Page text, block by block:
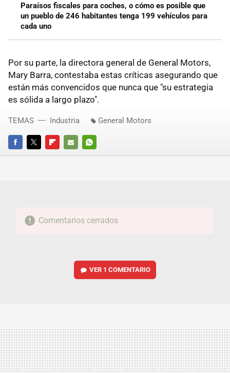
Paraísos fiscales para coches, o cómo es posible que
un pueblo de 246 habitantes tenga 199 vehículos para
cada uno
Por su parte, la directora general de General Motors,
Mary Barra, contestaba estas críticas asegurando que
están más convencidos que nunca que "su estrategia
es sólida a largo plazo".
FACEBOOKTWITTERFLIPBOARD
E-
WHATSAPP
TEMAS Industria General Motors
Comentarios cerrados
VER 1 COMENTARIO